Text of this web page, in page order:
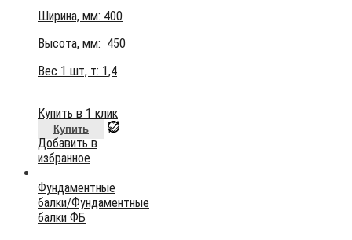
Ширина, мм: 400
Высота, мм: 450
Вес 1 шт, т: 1,4
Купить в 1 клик
Купить
Добавить в
избранное
Фундаментные
балки/Фундаментные
балки ФБ